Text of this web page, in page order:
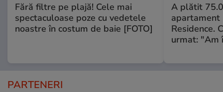
Fără filtre pe plajă! Cele mai
spectaculoase poze cu vedetele
noastre în costum de baie [FOTO]
A plătit
apartament
Residence.
urmat: "Am
PARTENERI